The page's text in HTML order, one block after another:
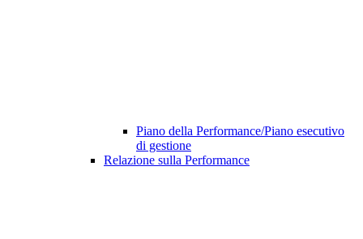
Piano della Performance/Piano esecutivo
di gestione
Relazione sulla Performance